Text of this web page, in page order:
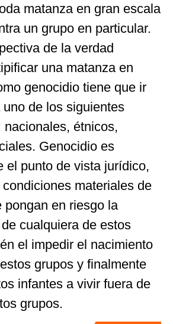
matanza en gran escala
un grupo en particular.
de la verdad
una matanza en
genocidio tiene que ir
de los siguientes
nacionales, étnicos,
Genocidio es
el punto de vista jurídico,
materiales de
pongan en riesgo la
cualquiera de estos
el impedir el nacimiento
grupos y finalmente
infantes a vivir fuera de
grupos.